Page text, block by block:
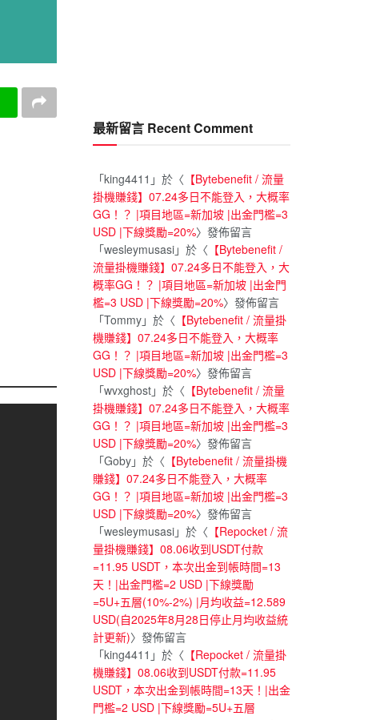
最新留言 Recent Comment
「king4411 」於〈 【Bytebenefit / 流量
掛機賺錢】07.24多日不能登入，大概率
GG！？ |項目地區=新加坡 |出金門檻=3
USD |下線獎勵=20%〉發佈留言
「wesleymusasi」於〈 【Bytebenefit /
流量掛機賺錢】07.24多日不能登入，大
概率GG！？ |項目地區=新加坡 |出金門
檻=3 USD |下線獎勵=20%〉發佈留言
「Tommy」於〈 【Bytebenefit / 流量掛
機賺錢】07.24多日不能登入，大概率
GG！？ |項目地區=新加坡 |出金門檻=3
USD |下線獎勵=20%〉發佈留言
「wvxghost」於〈 【Bytebenefit / 流量
掛機賺錢】07.24多日不能登入，大概率
GG！？ |項目地區=新加坡 |出金門檻=3
USD |下線獎勵=20%〉發佈留言
「Goby」於〈 【Bytebenefit / 流量掛機
賺錢】07.24多日不能登入，大概率
GG！？ |項目地區=新加坡 |出金門檻=3
USD |下線獎勵=20%〉發佈留言
「wesleymusasi」於〈 【Repocket / 流
量掛機賺錢】08.06收到USDT付款
=11.95 USDT，本次出金到帳時間=13
天！|出金門檻=2 USD |下線獎勵
=5U+五層(10%-2%) |月均收益=12.589
USD(自2025年8月28日停止月均收益統
計更新)〉發佈留言
「king4411 」於〈 【Repocket / 流量掛
機賺錢】08.06收到USDT付款=11.95
USDT，本次出金到帳時間=13天！|出金
門檻=2 USD |下線獎勵=5U+五層